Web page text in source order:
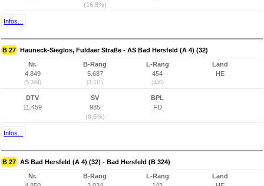
(16,8%)
Infos...
B 27 Hauneck-Sieglos, Fuldaer Straße - AS Bad Hersfeld (A 4) (32)
Nr.
4.849
(5.394)
B-Rang
5.687
(3.311)
L-Rang
454
(440)
Land
HE
DTV
11.459
SV
985
(8,6%)
BPL
FD
Infos...
B 27 AS Bad Hersfeld (A 4) (32) - Bad Hersfeld (B 324)
Nr.
B-Rang
L-Rang
Land